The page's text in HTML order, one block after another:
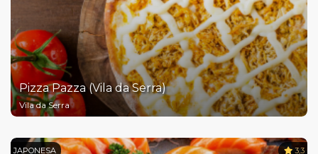
Pizza Pazza (Vila da Serra)
Vila da Serra
JAPONESA 3,3